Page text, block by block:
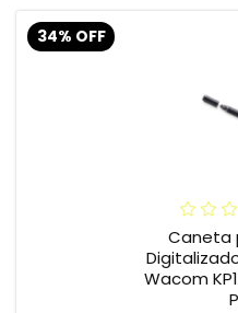
34% OFF
Caneta
Wacom